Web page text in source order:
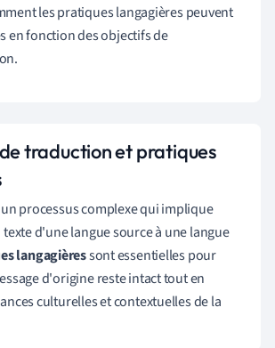
les pratiques langagières peuvent
en fonction des objectifs de
traduction et pratiques
processus complexe qui implique
d'une langue source à une langue
langagièressont essentielles pour
d'origine reste intact tout en
culturelles et contextuelles de la